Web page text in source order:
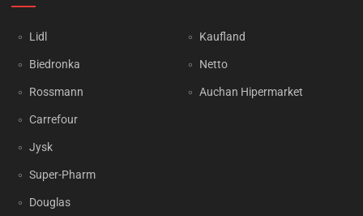
Lidl
Biedronka
Rossmann
Carrefour
Jysk
Super-Pharm
Douglas
Kaufland
Netto
Auchan Hipermarket